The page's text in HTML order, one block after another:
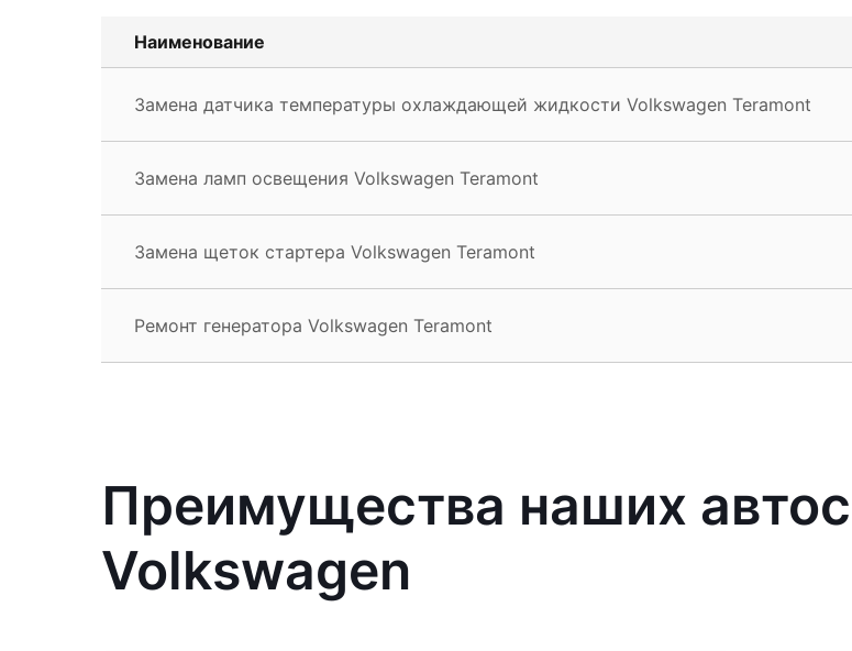
Наименование
Замена датчика температуры охлаждающей жидкости Volkswagen Teramont
Замена ламп освещения Volkswagen Teramont
Замена щеток стартера Volkswagen Teramont
Ремонт генератора Volkswagen Teramont
Преимущества наших
Volkswagen